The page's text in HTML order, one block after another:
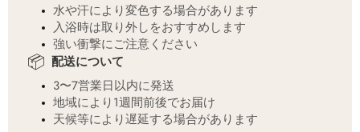
水や汗により変色する場合があります
入浴時は取り外しをおすすめします
強い衝撃にご注意ください
📦 配送について
3〜7営業日以内に発送
地域により1週間前後でお届け
天候等により遅延する場合があります